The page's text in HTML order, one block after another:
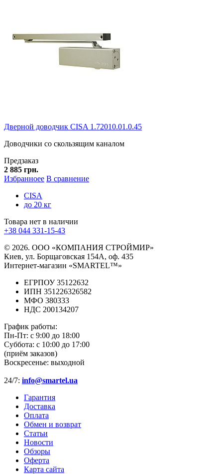
Дверной доводчик CISA 1.72010.01.0.45
Доводчики со скользящим каналом
Предзаказ
2 885 грн.
Избранноее В сравнение
CISA
до 20 кг
Товара нет в наличии
+38 044 331-15-43
© 2026. ООО «КОМПАНИЯ СТРОЙМИР»
Киев, ул. Борщаговская 154А, оф. 435
Интернет-магазин «SMARTEL™»
ЕГРПОУ 35122632
ИПН 351226326582
МФО 380333
НДС 200134207
График работы:
Пн-Пт: с 9:00 до 18:00
Суббота: с 10:00 до 17:00
(приём заказов)
Воскресенье: выходной
24/7: info@smartel.ua
Гарантия
Доставка
Оплата
Обмен и возврат
Статьи
Новости
Обзоры
Оферта
Карта сайта